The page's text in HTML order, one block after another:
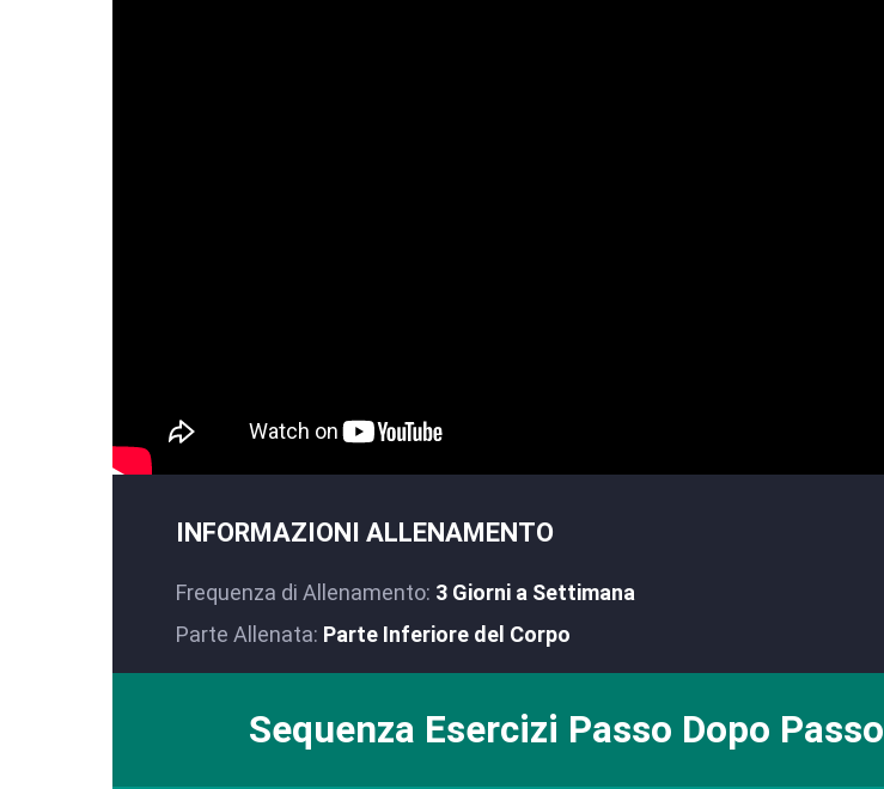
INFORMAZIONI ALLENAMENTO
Frequenza di Allenamento: 3 Giorni a Settimana
Parte Allenata: Parte Inferiore del Corpo
Sequenza Esercizi Passo Dopo Passo